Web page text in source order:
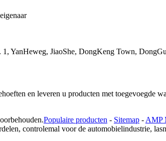
YanHeweg, JiaoShe, DongKeng Town,
en leveren u producten met toegevoegde
Populaire producten - Sitemap -AMP
controlemal voor de automobielindustrie,